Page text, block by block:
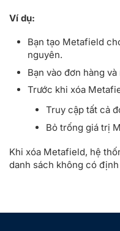
Ví dụ:
Bạn tạo Metafield
nguyên.
Bạn vào đơn hàng
Trước khi xóa
Truy cập tất cả
Bỏ trống giá trị
Khi xóa Metafield, hệ
danh sách không có